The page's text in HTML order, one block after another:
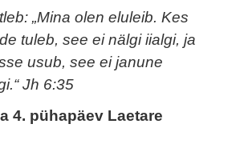
„Mina olen eluleib. Kes
tuleb, see ei nälgi iialgi, ja
usub, see ei janune
Jh 6:35
4. pühapäev Laetare